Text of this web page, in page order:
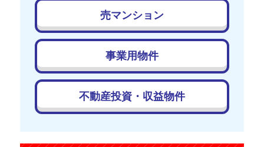
売マンション
事業用物件
不動産投資・収益物件